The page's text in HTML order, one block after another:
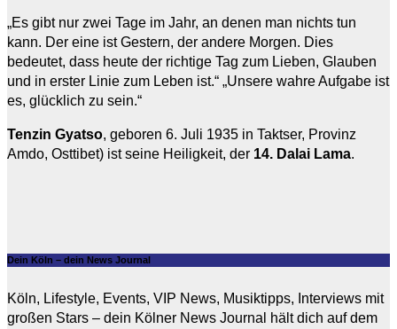
„Es gibt nur zwei Tage im Jahr, an denen man nichts tun
kann. Der eine ist Gestern, der andere Morgen. Dies
bedeutet, dass heute der richtige Tag zum Lieben, Glauben
und in erster Linie zum Leben ist.“ „Unsere wahre Aufgabe ist
es, glücklich zu sein.“
Tenzin Gyatso, geboren 6. Juli 1935 in Taktser, Provinz
Amdo, Osttibet) ist seine Heiligkeit, der 14. Dalai Lama.
Dein Köln – dein News Journal
Köln, Lifestyle, Events, VIP News, Musiktipps, Interviews mit
großen Stars – dein Kölner News Journal hält dich auf dem